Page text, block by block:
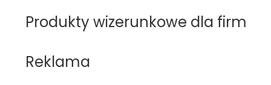
Produkty wizerunkowe dla firm
Reklama